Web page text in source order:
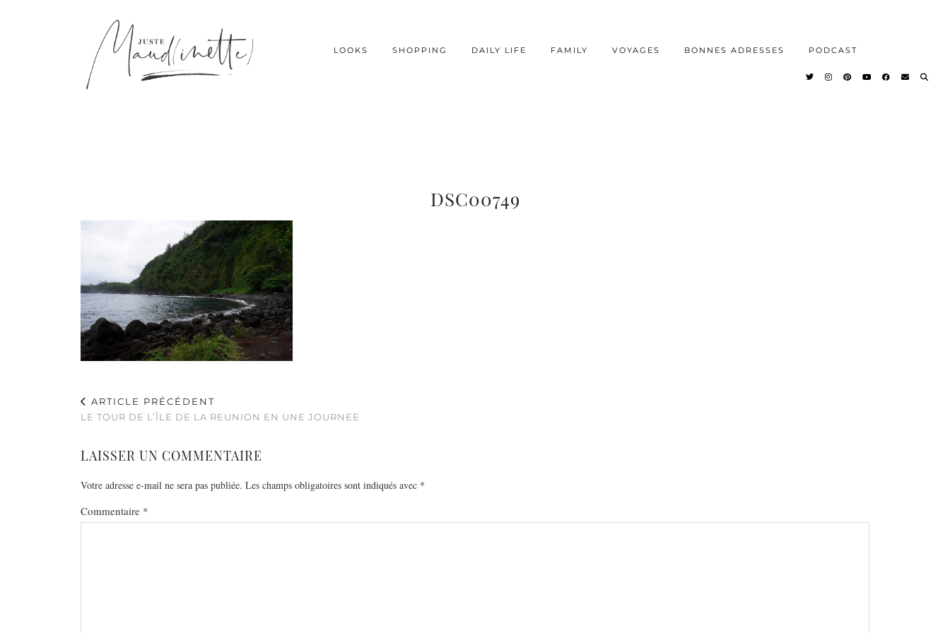
LOOKS SHOPPING DAILY LIFE FAMILY VOYAGES BONNES ADRESSES PODCAST
DSC00749
ARTICLE PRÉCÉDENT
LE TOUR DE L’ÎLE DE LA REUNION EN UNE JOURNEE
LAISSER UN COMMENTAIRE
Votre adresse e-mail ne sera pas publiée. Les champs obligatoires sont indiqués avec *
Commentaire *